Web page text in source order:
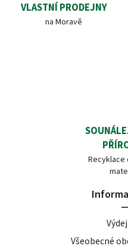
VLASTNÍ PRODEJNY
na Moravě
Recyklace
Všeobecné